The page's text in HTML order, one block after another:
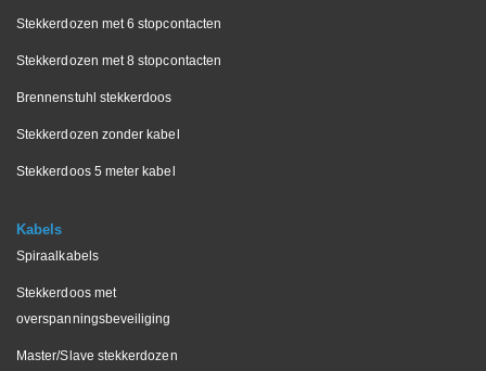
Stekkerdozen met 6 stopcontacten
Stekkerdozen met 8 stopcontacten
Brennenstuhl stekkerdoos
Stekkerdozen zonder kabel
Stekkerdoos 5 meter kabel
Kabels
Spiraalkabels
Stekkerdoos met
overspanningsbeveiliging
Master/Slave stekkerdozen